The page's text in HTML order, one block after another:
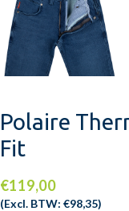
Polaire
Fit
€119,00
(Excl. BTW: €98,35)